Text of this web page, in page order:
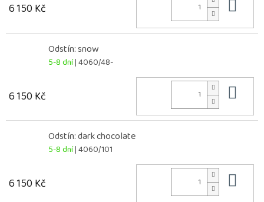
6 150 Kč
Odstín: snow
5-8 dní| 4060/48-
6 150 Kč
Odstín: dark chocolate
5-8 dní| 4060/101
6 150 Kč